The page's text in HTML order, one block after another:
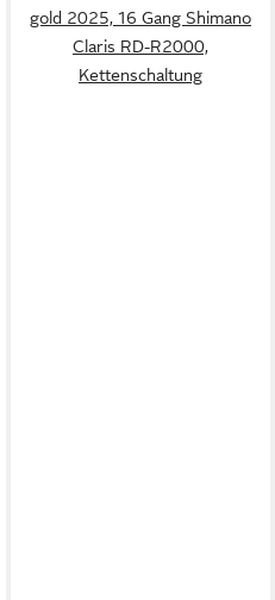
gold 2025, 16 Gang Shimano
Claris RD-R2000,
Kettenschaltung